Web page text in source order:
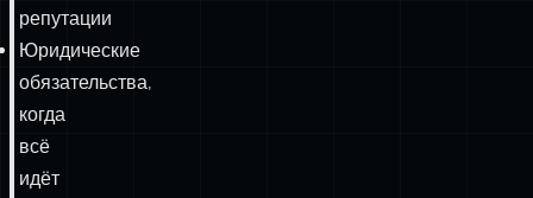
репутации
Юридические
обязательства,
когда
всё
идёт